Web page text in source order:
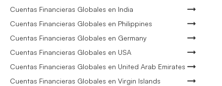
Cuentas Financieras Globales en India
Cuentas Financieras Globales en Philippines
Cuentas Financieras Globales en Germany
Cuentas Financieras Globales en USA
Cuentas Financieras Globales en United Arab Emirates
Cuentas Financieras Globales en Virgin Islands